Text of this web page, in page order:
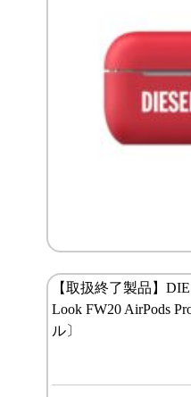
【取扱終了製品】
Look FW20 AirPods
ル〕